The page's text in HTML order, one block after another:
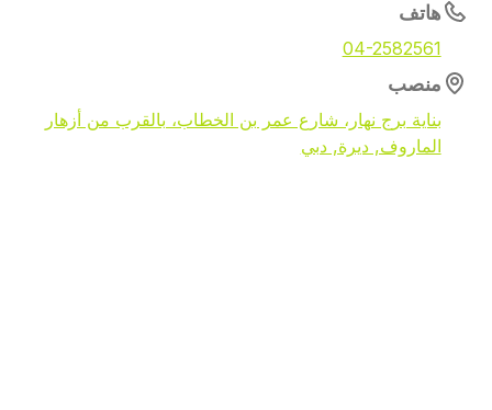
هاتف
04-2582561
منصب
بناية برج نهار، شارع عمر بن الخطاب، بالقرب من أزهار
الماروف, ديرة, دبي